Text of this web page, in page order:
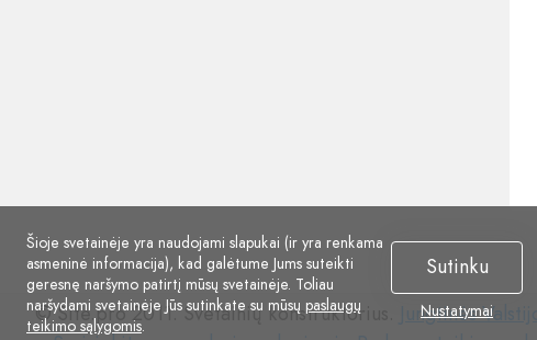
© Site.pro 2011. Svetainių konstruktorius. Jungtinės Valstijos
Šioje svetainėje yra naudojami slapukai (ir yra renkama
asmeninė informacija), kad galėtume Jums suteikti
geresnę naršymo patirtį mūsų svetainėje. Toliau
naršydami svetainėje Jūs sutinkate su mūsų paslaugų
teikimo sąlygomis.
Sutinku
Nustatymai